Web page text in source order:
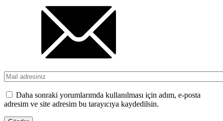
Daha sonraki yorumlarımda kullanılması için adım, e-posta
adresim ve site adresim bu tarayıcıya kaydedilsin.